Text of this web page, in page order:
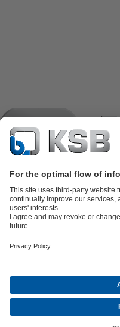
SupremeServ: Premium servis
Građevinska
TvrtkaDogađajiMedijiCareer